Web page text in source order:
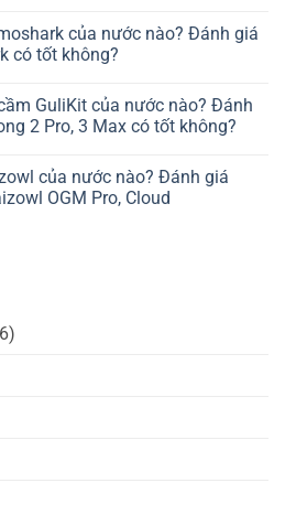
của nước nào? Đánh giá
có tốt không?
GuliKit của nước nào? Đánh
2 Pro, 3 Max có tốt không?
của nước nào? Đánh giá
OGM Pro, Cloud